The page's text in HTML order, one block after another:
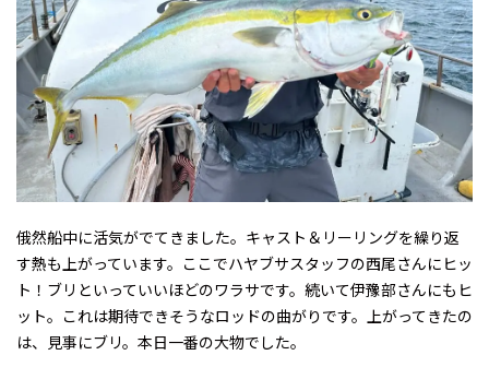
俄然船中に活気がでてきました。キャスト＆リーリングを繰り返
す熱も上がっています。ここでハヤブサスタッフの西尾さんにヒッ
ト！ブリといっていいほどのワラサです。続いて伊豫部さんにもヒ
ット。これは期待できそうなロッドの曲がりです。上がってきたの
は、見事にブリ。本日一番の大物でした。